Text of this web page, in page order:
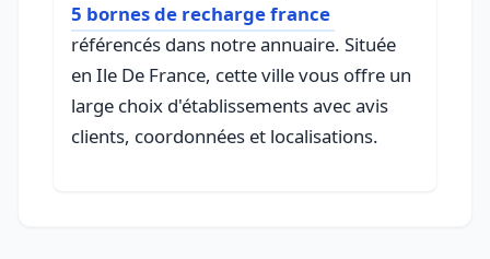
5 bornes de recharge france
référencés dans notre annuaire. Située
en Ile De France, cette ville vous offre un
large choix d'établissements avec avis
clients, coordonnées et localisations.